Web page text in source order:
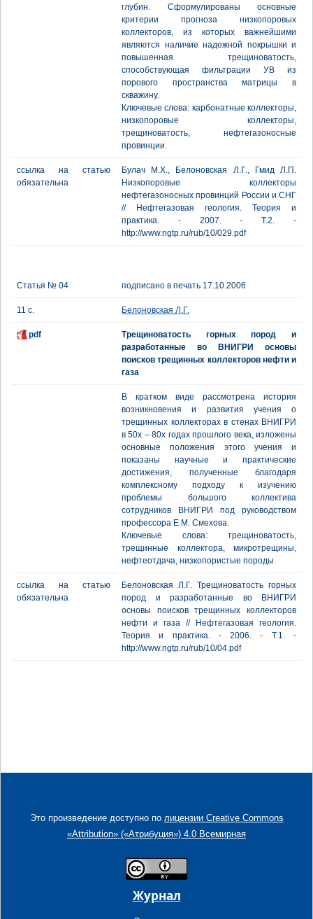
глубин. Сформулированы основные
критерии прогноза низкопоровых
коллекторов, из которых важнейшими
являются наличие надежной покрышки и
повышенная трещиноватость,
способствующая фильтрации УВ из
порового пространства матрицы в
скважину.
Ключевые слова: карбонатные коллекторы,
низкопоровые коллекторы,
трещиноватость, нефтегазоносные
провинции.
ссылка на статью
обязательна
Булач М.Х., Белоновская Л.Г., Гмид Л.П.
Низкопоровые коллекторы
нефтегазоносных провинций России и СНГ
// Нефтегазовая геология. Теория и
практика. - 2007. - Т.2. -
http://www.ngtp.ru/rub/10/029.pdf
Статья № 04 подписано в печать 17.10.2006
11 с. Белоновская Л.Г.
pdf
Трещиноватость горных пород и
разработанные во ВНИГРИ основы
поисков трещинных коллекторов нефти и
газа
В кратком виде рассмотрена история
возникновения и развития учения о
трещинных коллекторах в стенах ВНИГРИ
в 50х – 80х годах прошлого века, изложены
основные положения этого учения и
показаны научные и практические
достижения, полученные благодаря
комплексному подходу к изучению
проблемы большого коллектива
сотрудников ВНИГРИ под руководством
профессора Е.М. Смехова.
Ключевые слова: трещиноватость,
трещинные коллектора, микротрещины,
нефтеотдача, низкопористые породы.
ссылка на статью
обязательна
Белоновская Л.Г. Трещиноватость горных
пород и разработанные во ВНИГРИ
основы поисков трещинных коллекторов
нефти и газа // Нефтегазовая геология.
Теория и практика. - 2006. - Т.1. -
http://www.ngtp.ru/rub/10/04.pdf
Это произведение доступно по лицензии Creative Commons
«Attribution» («Атрибуция») 4.0 Всемирная
Журнал